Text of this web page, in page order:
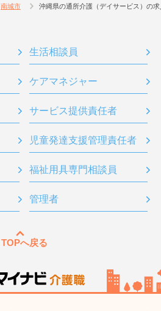
南城市 沖縄県の通所介護（デイサービス）の
生活相談員
ケアマネジャー
サービス提供責任者
児童発達支援管理責任者
福祉用具専門相談員
管理者
TOPへ戻る